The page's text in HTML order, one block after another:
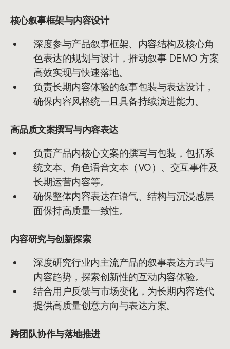
核心叙事框架与内容设计
深度参与产品叙事框架、内容结构及核心角
色表达的规划与设计，推动叙事 DEMO 方案
高效实现与快速落地。
负责长期内容体验的叙事包装与表达设计，
确保内容风格统一且具备持续演进能力。
高品质文案撰写与内容表达
负责产品内核心文案的撰写与包装，包括系
统文本、角色语音文本（VO）、交互事件及
长期运营内容等。
确保整体内容表达在语气、结构与沉浸感层
面保持高质量一致性。
内容研究与创新探索
深度研究行业内主流产品的叙事表达方式与
内容趋势，探索创新性的互动内容体验。
结合用户反馈与市场变化，为长期内容迭代
提供高质量创意方向与表达方案。
跨团队协作与落地推进